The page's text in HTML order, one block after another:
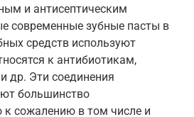
и антисептическим
современные зубные пасты в
средств используют
к антибиотикам,
др. Эти соединения
большинство
к сожалению в том числе и